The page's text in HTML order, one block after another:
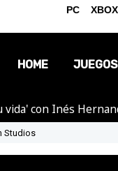
HOME JUEGOS
vida' con Inés
Studios
PC